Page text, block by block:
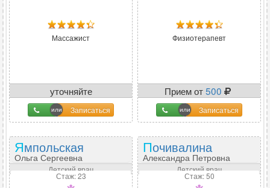
Массажист
уточняйте
Записаться
Физиотерапевт
Прием от500
Записаться
Ямпольская
Ольга Сергеевна
Детский врач
Стаж: 23
Почивалина
Александра Петровна
Детский врач
Стаж: 50